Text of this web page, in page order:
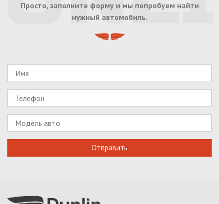
Просто, заполните форму и мы попробуем найти
нужный автомобиль.